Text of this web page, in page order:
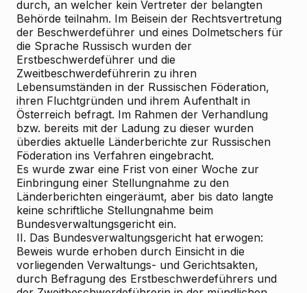
durch, an welcher kein Vertreter der belangten
Behörde teilnahm. Im Beisein der Rechtsvertretung
der Beschwerdeführer und eines Dolmetschers für
die Sprache Russisch wurden der
Erstbeschwerdeführer und die
Zweitbeschwerdeführerin zu ihren
Lebensumständen in der Russischen Föderation,
ihren Fluchtgründen und ihrem Aufenthalt in
Österreich befragt. Im Rahmen der Verhandlung
bzw. bereits mit der Ladung zu dieser wurden
überdies aktuelle Länderberichte zur Russischen
Föderation ins Verfahren eingebracht.
Es wurde zwar eine Frist von einer Woche zur
Einbringung einer Stellungnahme zu den
Länderberichten eingeräumt, aber bis dato langte
keine schriftliche Stellungnahme beim
Bundesverwaltungsgericht ein.
II. Das Bundesverwaltungsgericht hat erwogen:
Beweis wurde erhoben durch Einsicht in die
vorliegenden Verwaltungs- und Gerichtsakten,
durch Befragung des Erstbeschwerdeführers und